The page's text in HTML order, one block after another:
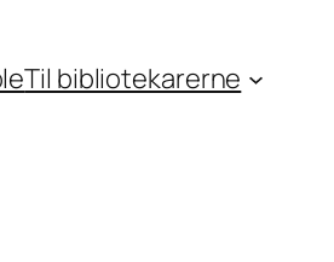
Til bibliotekarerne